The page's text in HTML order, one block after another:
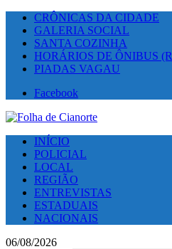
CRÔNICAS DA CIDADE
GALERIA SOCIAL
SANTA COZINHA
HORÁRIOS DE ÔNIBUS
PIADAS VAGAU
Facebook
INÍCIO
POLICIAL
LOCAL
REGIÃO
ENTREVISTAS
ESTADUAIS
NACIONAIS
06/08/2026